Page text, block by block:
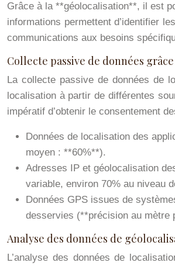
Grâce à la **géolocalisation**, il est
informations permettent d’identifier
communications aux besoins
Collecte passive de données
La collecte passive de données de
localisation à partir de différentes
impératif d’obtenir le consentement
Données de localisation des
moyen : **60%**).
Adresses IP et géolocalisation
variable, environ 70% au niveau
Données GPS issues de
desservies (**précision au mètre
Analyse des données de
L’analyse des données de